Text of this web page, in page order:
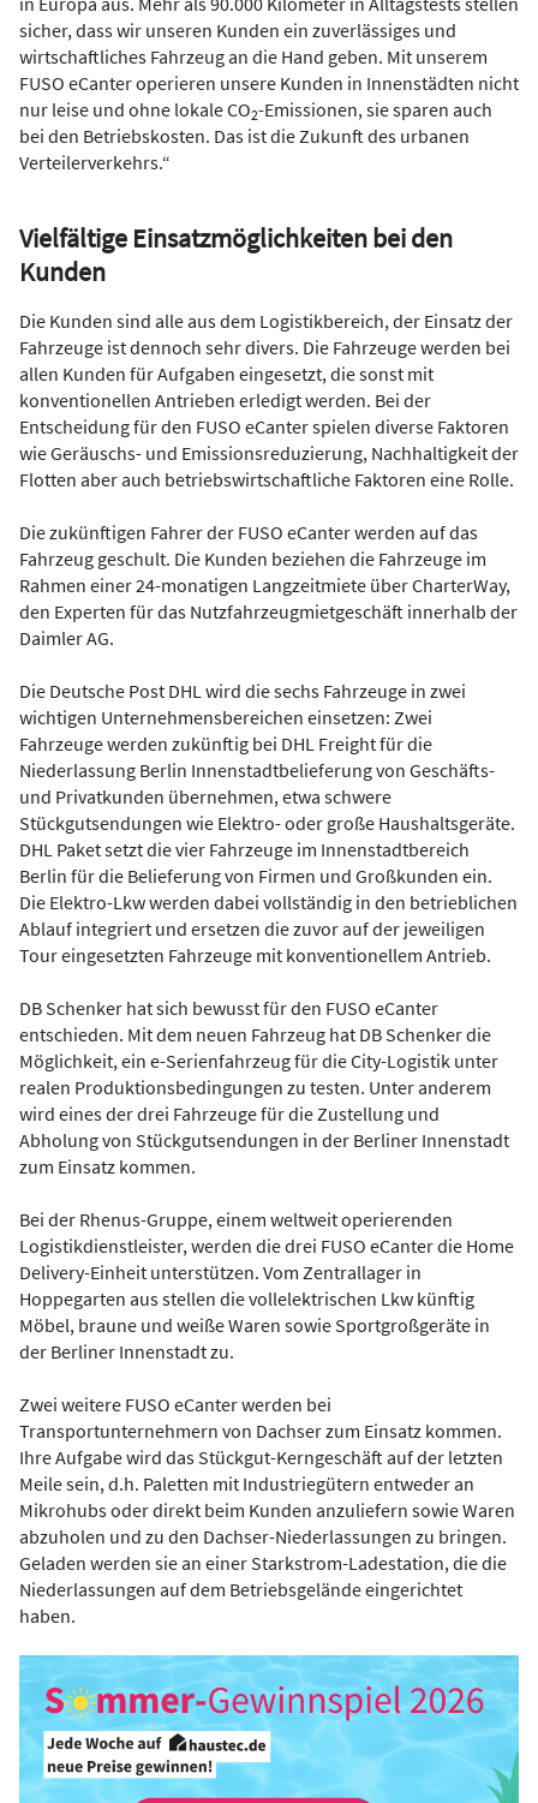
sicher, dass wir unseren Kunden ein zuverlässiges und
wirtschaftliches Fahrzeug an die Hand geben. Mit unserem
FUSO eCanter operieren unsere Kunden in Innenstädten nicht
nur leise und ohne lokale CO2-Emissionen, sie sparen auch
bei den Betriebskosten. Das ist die Zukunft des urbanen
Verteilerverkehrs.“
Vielfältige Einsatzmöglichkeiten bei den
Kunden
Die Kunden sind alle aus dem Logistikbereich, der Einsatz der
Fahrzeuge ist dennoch sehr divers. Die Fahrzeuge werden bei
allen Kunden für Aufgaben eingesetzt, die sonst mit
konventionellen Antrieben erledigt werden. Bei der
Entscheidung für den FUSO eCanter spielen diverse Faktoren
wie Geräuschs- und Emissionsreduzierung, Nachhaltigkeit der
Flotten aber auch betriebswirtschaftliche Faktoren eine Rolle.
Die zukünftigen Fahrer der FUSO eCanter werden auf das
Fahrzeug geschult. Die Kunden beziehen die Fahrzeuge im
Rahmen einer 24-monatigen Langzeitmiete über CharterWay,
den Experten für das Nutzfahrzeugmietgeschäft innerhalb der
Daimler AG.
Die Deutsche Post DHL wird die sechs Fahrzeuge in zwei
wichtigen Unternehmensbereichen einsetzen: Zwei
Fahrzeuge werden zukünftig bei DHL Freight für die
Niederlassung Berlin Innenstadtbelieferung von Geschäfts-
und Privatkunden übernehmen, etwa schwere
Stückgutsendungen wie Elektro- oder große Haushaltsgeräte.
DHL Paket setzt die vier Fahrzeuge im Innenstadtbereich
Berlin für die Belieferung von Firmen und Großkunden ein.
Die Elektro-Lkw werden dabei vollständig in den betrieblichen
Ablauf integriert und ersetzen die zuvor auf der jeweiligen
Tour eingesetzten Fahrzeuge mit konventionellem Antrieb.
DB Schenker hat sich bewusst für den FUSO eCanter
entschieden. Mit dem neuen Fahrzeug hat DB Schenker die
Möglichkeit, ein e-Serienfahrzeug für die City-Logistik unter
realen Produktionsbedingungen zu testen. Unter anderem
wird eines der drei Fahrzeuge für die Zustellung und
Abholung von Stückgutsendungen in der Berliner Innenstadt
zum Einsatz kommen.
Bei der Rhenus-Gruppe, einem weltweit operierenden
Logistikdienstleister, werden die drei FUSO eCanter die Home
Delivery-Einheit unterstützen. Vom Zentrallager in
Hoppegarten aus stellen die vollelektrischen Lkw künftig
Möbel, braune und weiße Waren sowie Sportgroßgeräte in
der Berliner Innenstadt zu.
Zwei weitere FUSO eCanter werden bei
Transportunternehmern von Dachser zum Einsatz kommen.
Ihre Aufgabe wird das Stückgut-Kerngeschäft auf der letzten
Meile sein, d.h. Paletten mit Industriegütern entweder an
Mikrohubs oder direkt beim Kunden anzuliefern sowie Waren
abzuholen und zu den Dachser-Niederlassungen zu bringen.
Geladen werden sie an einer Starkstrom-Ladestation, die die
Niederlassungen auf dem Betriebsgelände eingerichtet
haben.